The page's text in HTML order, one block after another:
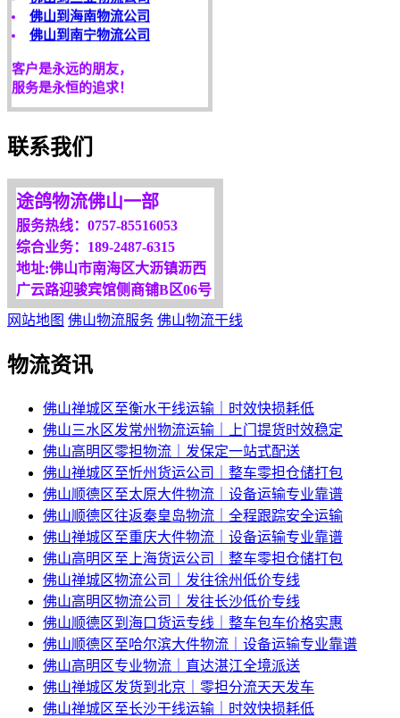
佛山到南宁物流公司
客户是永远的朋友，
服务是永恒的追求！
欢迎您光临！
我们将竭诚为你服务！
联系我们
途鸽物流佛山一部
服务热线：0757-85516053
综合业务：189-2487-6315
地址:佛山市南海区大沥镇沥西
广云路迎骏宾馆侧商铺B区06号
网站地图 佛山物流服务 佛山物流干线
物流资讯
佛山禅城区至衡水干线运输｜时效快损耗低
佛山三水区发常州物流运输｜上门提货时效稳定
佛山高明区零担物流｜发保定一站式配送
佛山禅城区至忻州货运公司｜整车零担仓储打包
佛山顺德区至太原大件物流｜设备运输专业靠谱
佛山顺德区往返秦皇岛物流｜全程跟踪安全运输
佛山禅城区至重庆大件物流｜设备运输专业靠谱
佛山高明区至上海货运公司｜整车零担仓储打包
佛山禅城区物流公司｜发往徐州低价专线
佛山高明区物流公司｜发往长沙低价专线
佛山顺德区到海口货运专线｜整车包车价格实惠
佛山顺德区至哈尔滨大件物流｜设备运输专业靠谱
佛山高明区专业物流｜直达湛江全境派送
佛山禅城区发货到北京｜零担分流天天发车
佛山禅城区至长沙干线运输｜时效快损耗低